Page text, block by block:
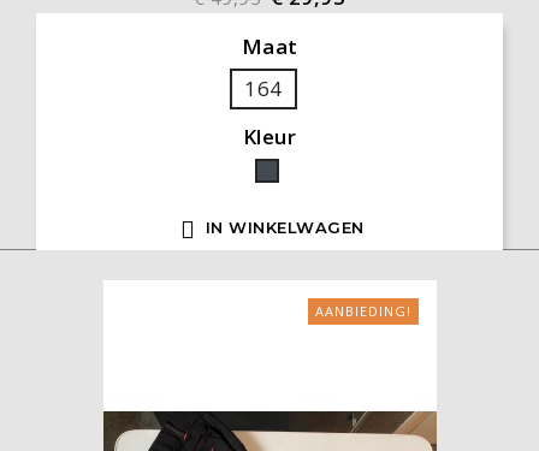
Maat
164
Kleur
Zwart
 IN WINKELWAGEN
AANBIEDING!